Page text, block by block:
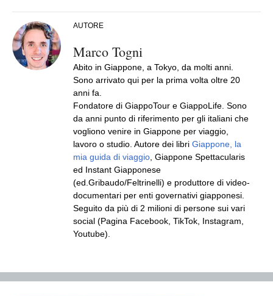
AUTORE
Marco Togni
Abito in Giappone, a Tokyo, da molti anni.
Sono arrivato qui per la prima volta oltre 20
anni fa.
Fondatore di GiappoTour e GiappoLife. Sono
da anni punto di riferimento per gli italiani che
vogliono venire in Giappone per viaggio,
lavoro o studio. Autore dei libri Giappone, la
mia guida di viaggio, Giappone Spettacularis
ed Instant Giapponese
(ed.Gribaudo/Feltrinelli) e produttore di video-
documentari per enti governativi giapponesi.
Seguito da più di 2 milioni di persone sui vari
social (Pagina Facebook, TikTok, Instagram,
Youtube).